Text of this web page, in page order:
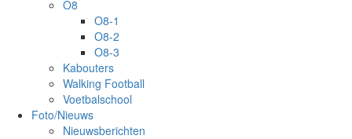
O8
O8-1
O8-2
O8-3
Kabouters
Walking Football
Voetbalschool
Foto/Nieuws
Nieuwsberichten